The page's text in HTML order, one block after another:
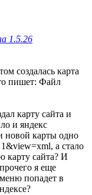
1.5.26
создалась карта
пишет: Файл
карту сайта и
и яндекс
новой карты одно
1&view=xml, а стало
карту сайта? И
я еще
попадет в